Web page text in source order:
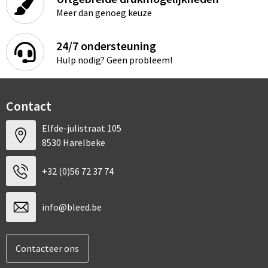
Sport
Schrijfwaren
Vrije tijd en Strand
Persoonlijke verzorging
Rugzakken
Sporttassen
Schoudertassen
Jute tassen
Katoenen draagtassen
Toilettassen
Heuptassen
Meer dan genoeg keuze
24/7 ondersteuning
Hulp nodig? Geen probleem!
Contact
Elfde-julistraat 105
8530 Harelbeke
+32 (0)56 72 37 74
info@bleed.be
Contacteer ons